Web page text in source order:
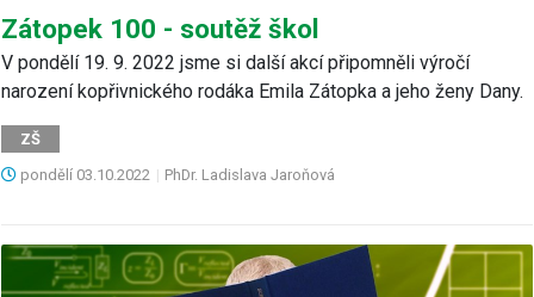
Zátopek 100 - soutěž škol
V pondělí 19. 9. 2022 jsme si další akcí připomněli výročí
narození kopřivnického rodáka Emila Zátopka a jeho ženy Dany.
ZŠ
pondělí 03.10.2022 | PhDr. Ladislava Jaroňová